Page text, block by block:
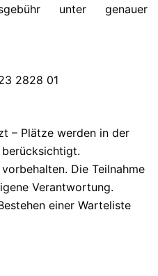
unter genauer
2828 01
– Plätze werden in der
berücksichtigt.
Die Teilnahme
Verantwortung.
einer Warteliste